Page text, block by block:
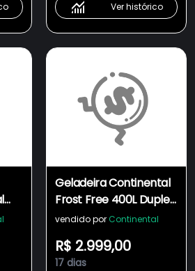
Ver histórico
Geladeira Continental
Frost Free 400L Duplex
Prata (TC45S)
vendido por Continental
R$ 2.999,00
17 dias